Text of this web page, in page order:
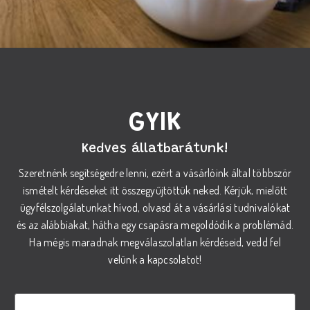
GYIK
Kedves állatbarátunk!
Szeretnénk segítségedre lenni, ezért a vásárlóink által többször
ismételt kérdéseket itt összegyűjtöttük neked. Kérjük, mielőtt
ügyfélszolgálatunkat hívod, olvasd át a vásárlási tudnivalókat
és az alábbiakat, hátha egy csapásra megoldódik a problémád.
Ha mégis maradnak megválaszolatlan kérdéseid, vedd fel
velünk a kapcsolatot!